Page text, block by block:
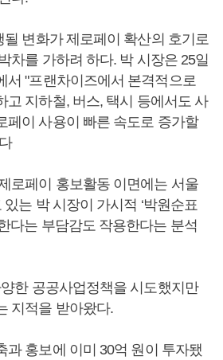
될 변화가 제로페이 확산의 호기로
차를 가하려 하다. 박 시장은 25일
서 "프랜차이즈에서 본격적으로
고 지하철, 버스, 택시 등에서도 사
페이 사용이 빠른 속도로 증가할
로페이 홍보활동 이면에는 서울
는 박 시장이 가시적 ‘박원순표
다는 부담감도 작용한다는 분석
한 공공사업정책을 시도했지만
지적을 받아왔다.
과 홍보에 이미 30억 원이 투자됐